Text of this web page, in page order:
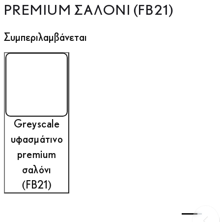
PREMIUM ΣΑΛΌΝΙ (FB21)
Συμπεριλαμβάνεται
Greyscale
υφασμάτινο
premium
σαλόνι
(FB21)